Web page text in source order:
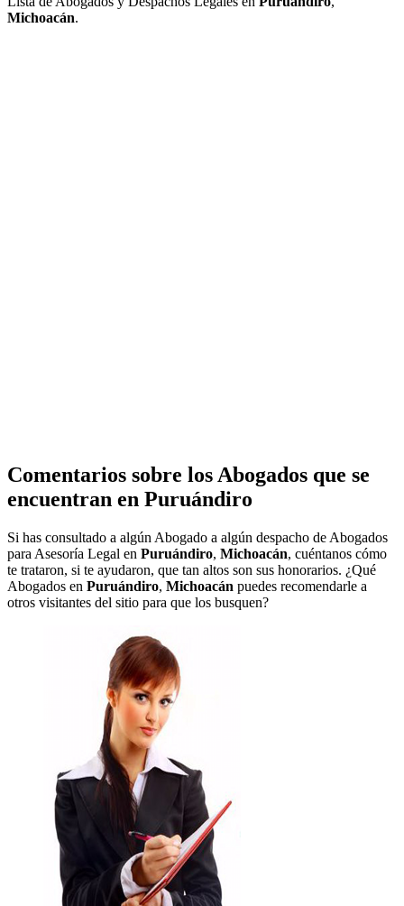
Michoacán.
Comentarios sobre los Abogados que se
encuentran en Puruándiro
Si has consultado a algún Abogado a algún despacho de Abogados
para Asesoría Legal en Puruándiro, Michoacán, cuéntanos cómo
te trataron, si te ayudaron, que tan altos son sus honorarios. ¿Qué
Abogados en Puruándiro, Michoacán puedes recomendarle a
otros visitantes del sitio para que los busquen?